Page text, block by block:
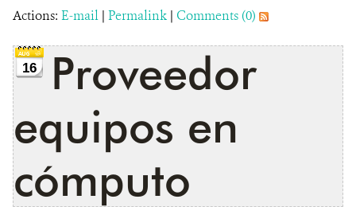
Actions: E-mail | Permalink | Comments (0)
16
Proveedor
equipos en
cómputo